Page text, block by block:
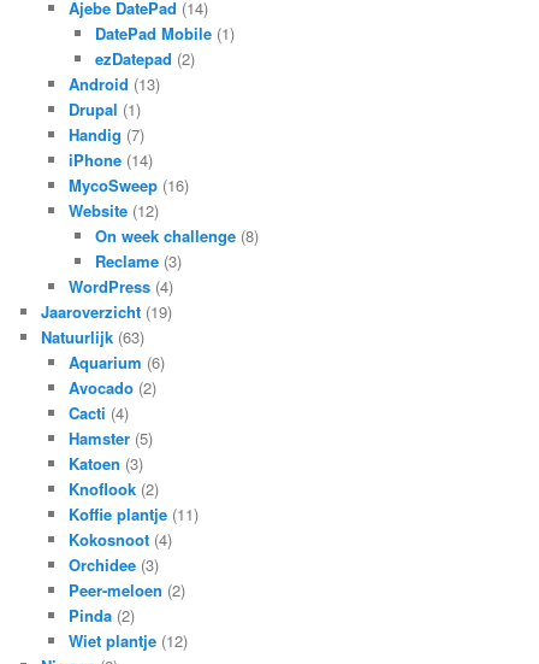
Ajebe DatePad (14)
DatePad Mobile (1)
ezDatepad (2)
Android (13)
Drupal (1)
Handig (7)
iPhone(14)
MycoSweep(16)
Website(12)
On week challenge (8)
Reclame (3)
WordPress(4)
Jaaroverzicht (19)
Natuurlijk (63)
Aquarium (6)
Avocado(2)
Cacti (4)
Hamster(5)
Katoen (3)
Knoflook(2)
Koffie plantje(11)
Kokosnoot(4)
Orchidee(3)
Peer-meloen (2)
Pinda(2)
Wiet plantje(12)